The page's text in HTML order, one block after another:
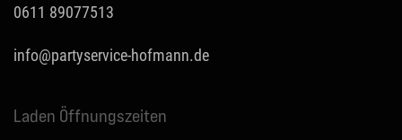
0611 89077513
info@partyservice-hofmann.de
Laden Öffnungszeiten